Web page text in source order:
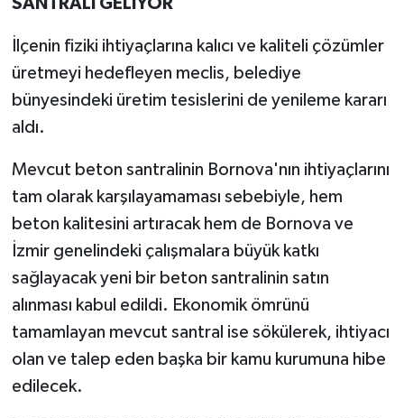
İlçenin fiziki ihtiyaçlarına kalıcı ve kaliteli çözümler
üretmeyi hedefleyen meclis, belediye
bünyesindeki üretim tesislerini de yenileme kararı
aldı.
Mevcut beton santralinin Bornova'nın ihtiyaçlarını
tam olarak karşılayamaması sebebiyle, hem
beton kalitesini artıracak hem de Bornova ve
İzmir genelindeki çalışmalara büyük katkı
sağlayacak yeni bir beton santralinin satın
alınması kabul edildi. Ekonomik ömrünü
tamamlayan mevcut santral ise sökülerek, ihtiyacı
olan ve talep eden başka bir kamu kurumuna hibe
edilecek.